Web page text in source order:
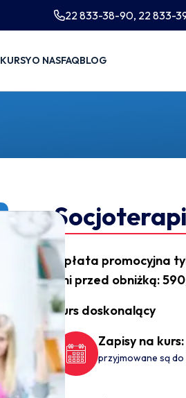
22 833-38-90, 22 833-
KURSYO NASFAQBLOG
Opłata promocyjna
dni przed obniżką:
Kurs doskonalący
Zapisy na kurs:
przyjmowane są do